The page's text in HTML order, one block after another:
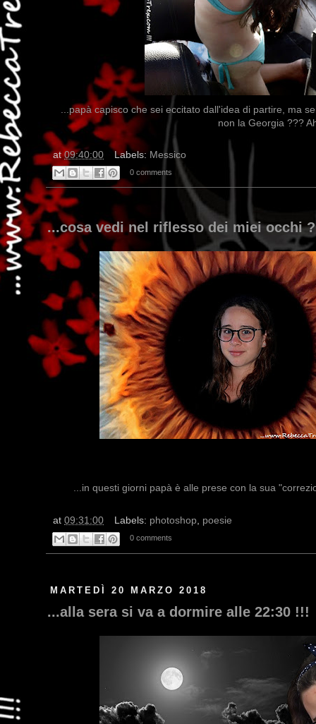
...papà capisco che sei eccitato dall'idea di partire, ma
non la Georgia ???
at09:40:00 Labels: Messico
0 comments
...cosa vedi nel riflesso dei miei occhi
...in questi giorni papà è alle prese con la sua
at 09:31:00 Labels: photoshop, poesie
0 comments
MARTEDÌ 20 MARZO 2018
...alla sera si va a dormire alle 22:30 !!!